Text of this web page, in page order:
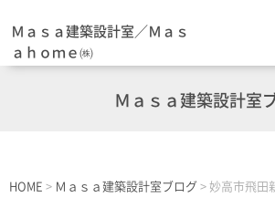
Ｍａｓａ建築設計室／Ｍａｓ
ａｈｏｍｅ㈱
Ｍａｓａ建築設計室
HOME > Ｍａｓａ建築設計室ブログ > 妙高市飛田